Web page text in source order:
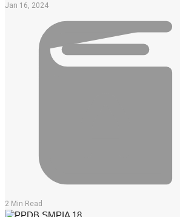
Jan 16, 2024
2 Min Read